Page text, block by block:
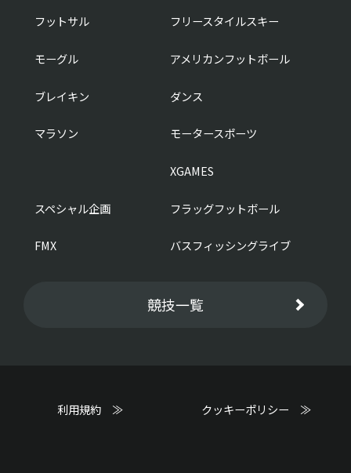
フットサル フリースタイルスキー
モーグル アメリカンフットボール
ブレイキン ダンス
マラソン モータースポーツ
XGAMES
スペシャル企画 フラッグフットボール
FMX バスフィッシングライブ
競技一覧
利用規約 ≫ クッキーポリシー ≫